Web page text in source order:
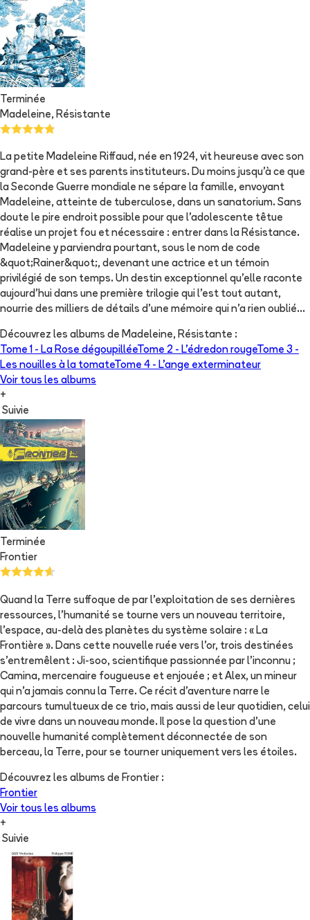
Terminée
Madeleine, Résistante
La petite Madeleine Riffaud, née en 1924, vit heureuse avec son
grand-père et ses parents instituteurs. Du moins jusqu'à ce que
la Seconde Guerre mondiale ne sépare la famille, envoyant
Madeleine, atteinte de tuberculose, dans un sanatorium. Sans
doute le pire endroit possible pour que l'adolescente têtue
réalise un projet fou et nécessaire : entrer dans la Résistance.
Madeleine y parviendra pourtant, sous le nom de code
&quot;Rainer&quot;, devenant une actrice et un témoin
privilégié de son temps. Un destin exceptionnel qu'elle raconte
aujourd'hui dans une première trilogie qui l'est tout autant,
nourrie des milliers de détails d'une mémoire qui n'a rien oublié...
Découvrez les albums de Madeleine, Résistante :
Tome 1 - La Rose dégoupilléeTome 2 - L'édredon rougeTome 3 -
Les nouilles à la tomateTome 4 - L'ange exterminateur
Voir tous les albums
+
Suivie
Terminée
Frontier
Quand la Terre suffoque de par l'exploitation de ses dernières
ressources, l'humanité se tourne vers un nouveau territoire,
l'espace, au-delà des planètes du système solaire : « La
Frontière ». Dans cette nouvelle ruée vers l'or, trois destinées
s'entremêlent : Ji-soo, scientifique passionnée par l'inconnu ;
Camina, mercenaire fougueuse et enjouée ; et Alex, un mineur
qui n'a jamais connu la Terre. Ce récit d'aventure narre le
parcours tumultueux de ce trio, mais aussi de leur quotidien, celui
de vivre dans un nouveau monde. Il pose la question d'une
nouvelle humanité complètement déconnectée de son
berceau, la Terre, pour se tourner uniquement vers les étoiles.
Découvrez les albums de Frontier :
Frontier
Voir tous les albums
+
Suivie